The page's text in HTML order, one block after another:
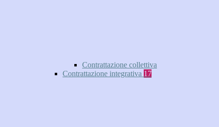
Contrattazione collettiva
Contrattazione integrativa 17